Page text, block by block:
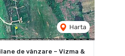
Harta
de vânzare – Vizma &